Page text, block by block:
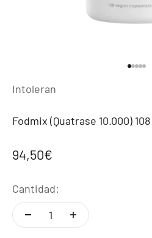
Intoleran
Fodmix (Quatrase 10.000)
Precio de oferta
94,50€
Cantidad: